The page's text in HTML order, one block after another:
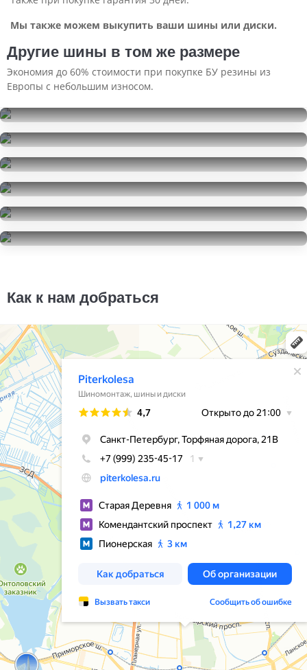
Мы также можем выкупить ваши шины или диски.
Другие шины в том же размере
Экономия до 60% стоимости при покупке БУ резины из
Европы с небольшим износом.
205/55R16
10000
за 4 шт.
205/55R16
5000
за 2 шт.
205/55R16
15000
за 4 шт.
205/55R16
7500
за 2 шт.
205/55R16
Как к нам добраться